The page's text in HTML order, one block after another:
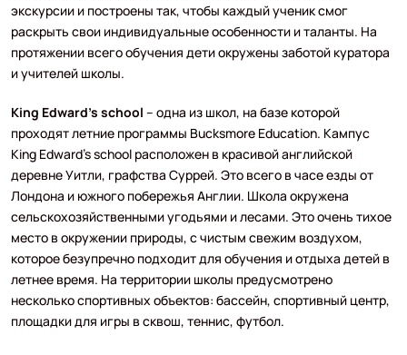
экскурсии и построены так, чтобы каждый ученик смог
раскрыть свои индивидуальные особенности и таланты. На
протяжении всего обучения дети окружены заботой куратора
и учителей школы.
King Edward’s school – одна из школ, на базе которой
проходят летние программы Bucksmore Education. Кампус
King Edward’s school расположен в красивой английской
деревне Уитли, графства Суррей. Это всего в часе езды от
Лондона и южного побережья Англии. Школа окружена
сельскохозяйственными угодьями и лесами. Это очень тихое
место в окружении природы, с чистым свежим воздухом,
которое безупречно подходит для обучения и отдыха детей в
летнее время. На территории школы предусмотрено
несколько спортивных объектов: бассейн, спортивный центр,
площадки для игры в сквош, теннис, футбол.